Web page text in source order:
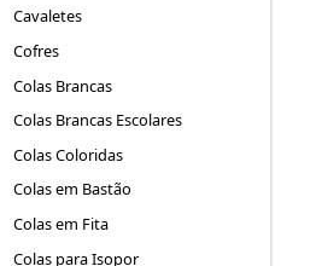
Cavaletes
Cofres
Colas Brancas
Colas Brancas Escolares
Colas Coloridas
Colas em Bastão
Colas em Fita
Colas para Isopor